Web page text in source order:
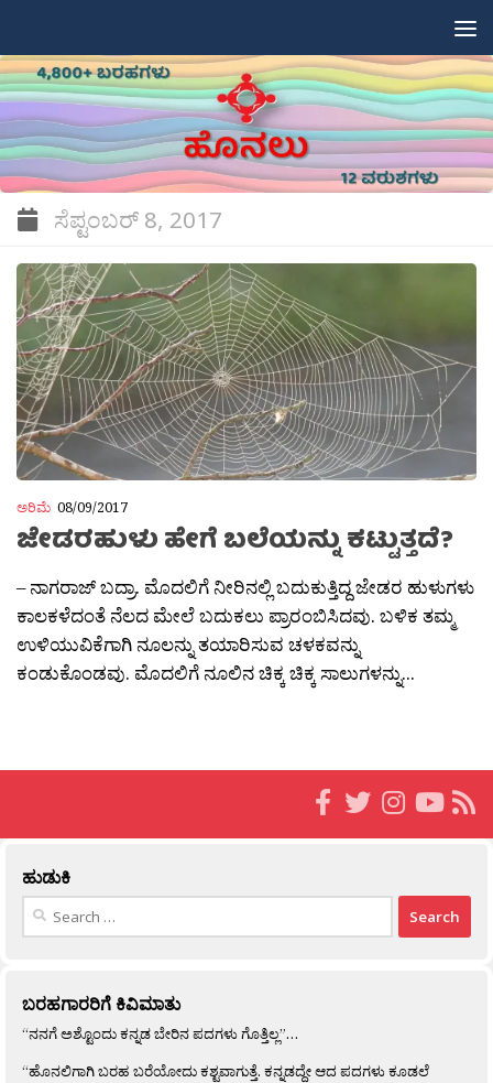
ಸೆಪ್ಟಂಬರ್ 8, 2017
ಅರಿಮೆ 08/09/2017
ಜೇಡರಹುಳು ಹೇಗೆ ಬಲೆಯನ್ನು ಕಟ್ಟುತ್ತದೆ?
– ನಾಗರಾಜ್ ಬದ್ರಾ. ಮೊದಲಿಗೆ ನೀರಿನಲ್ಲಿ ಬದುಕುತ್ತಿದ್ದ ಜೇಡರ ಹುಳುಗಳು
ಕಾಲಕಳೆದಂತೆ ನೆಲದ ಮೇಲೆ ಬದುಕಲು ಪ್ರಾರಂಬಿಸಿದವು. ಬಳಿಕ ತಮ್ಮ
ಉಳಿಯುವಿಕೆಗಾಗಿ ನೂಲನ್ನು ತಯಾರಿಸುವ ಚಳಕವನ್ನು
ಕಂಡುಕೊಂಡವು. ಮೊದಲಿಗೆ ನೂಲಿನ ಚಿಕ್ಕ ಚಿಕ್ಕ ಸಾಲುಗಳನ್ನು...
ಹುಡುಕಿ
Search
ಬರಹಗಾರರಿಗೆ ಕಿವಿಮಾತು
“ನನಗೆ ಅಶ್ಟೊಂದು ಕನ್ನಡ ಬೇರಿನ ಪದಗಳು ಗೊತ್ತಿಲ್ಲ”…
“ಹೊನಲಿಗಾಗಿ ಬರಹ ಬರೆಯೋದು ಕಶ್ಟವಾಗುತ್ತೆ. ಕನ್ನಡದ್ದೇ ಆದ ಪದಗಳು ಕೂಡಲೆ